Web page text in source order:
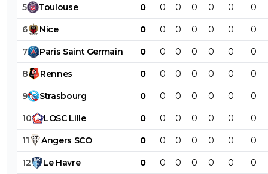
5 Toulouse 0 0 0 0 0 0 0
6 Nice 0 0 0 0 0 0 0
7 Paris Saint Germain 0 0 0 0 0 0 0
8 Rennes 0 0 0 0 0 0 0
9 Strasbourg 0 0 0 0 0 0 0
10 LOSC Lille 0 0 0 0 0 0 0
11 Angers SCO 0 0 0 0 0 0 0
12 Le Havre 0 0 0 0 0 0 0